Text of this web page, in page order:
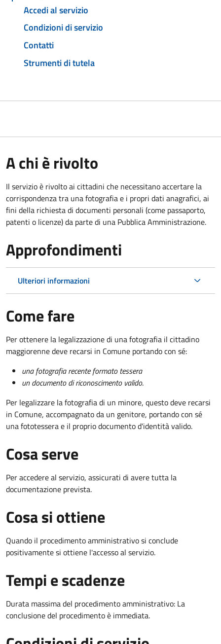
Accedi al servizio
Condizioni di servizio
Contatti
Strumenti di tutela
A chi è rivolto
Il servizio è rivolto ai cittadini che necessitano accertare la
corrispondenza tra una fotografia e i propri dati anagrafici, ai
fini della richiesta di documenti personali (come passaporto,
patenti o licenze) da parte di una Pubblica Amministrazione.
Approfondimenti
Ulteriori informazioni
Come fare
Per ottenere la legalizzazione di una fotografia il cittadino
maggiorenne deve recarsi in Comune portando con sé:
una fotografia recente formato tessera
un documento di riconoscimento valido.
Per legalizzare la fotografia di un minore, questo deve recarsi
in Comune, accompagnato da un genitore, portando con sé
una fototessera e il proprio documento d'identità valido.
Cosa serve
Per accedere al servizio, assicurati di avere tutta la
documentazione prevista.
Cosa si ottiene
Quando il procedimento amministrativo si conclude
positivamente si ottiene l'accesso al servizio.
Tempi e scadenze
Durata massima del procedimento amministrativo: La
conclusione del procedimento è immediata.